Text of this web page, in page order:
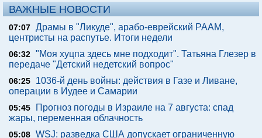
ВАЖНЫЕ НОВОСТИ
07:07 Драмы в "Ликуде", арабо-еврейский РААМ,
центристы на распутье. Итоги недели
06:32 "Моя хуцпа здесь мне подходит". Татьяна Глезер в
передаче "Детский недетский вопрос"
06:25
1036-й день войны: действия в Газе и Ливане,
операции в Иудее и Самарии
05:45
Прогноз погоды в Израиле на 7 августа: спад
жары, переменная облачность
05:08 WSJ: разведка США допускает ограниченную